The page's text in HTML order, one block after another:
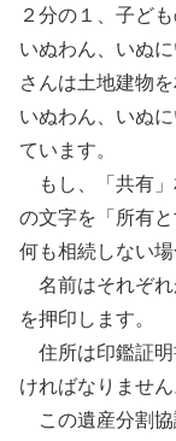
２分の１、子ど
いぬわん、いぬ
さんは土地建物
いぬわん、いぬ
ています。
もし、「共有」
の文字を「所有
何も相続しない
名前はそれぞれ
を押印します。
住所は印鑑証明
ければなりません
この遺産分割協